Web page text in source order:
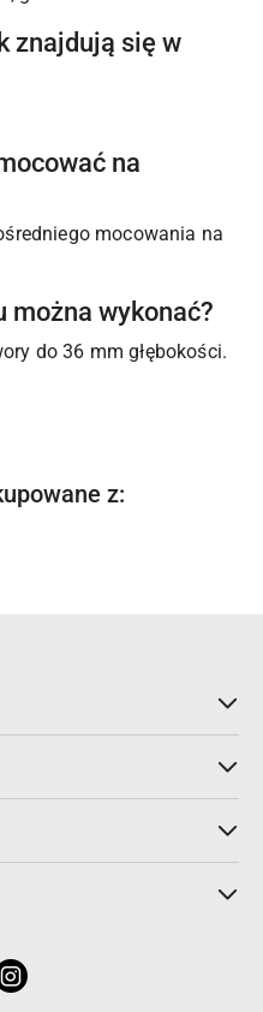
znajdują się w
na
mocowania na
można wykonać?
do 36 mm głębokości.
z: